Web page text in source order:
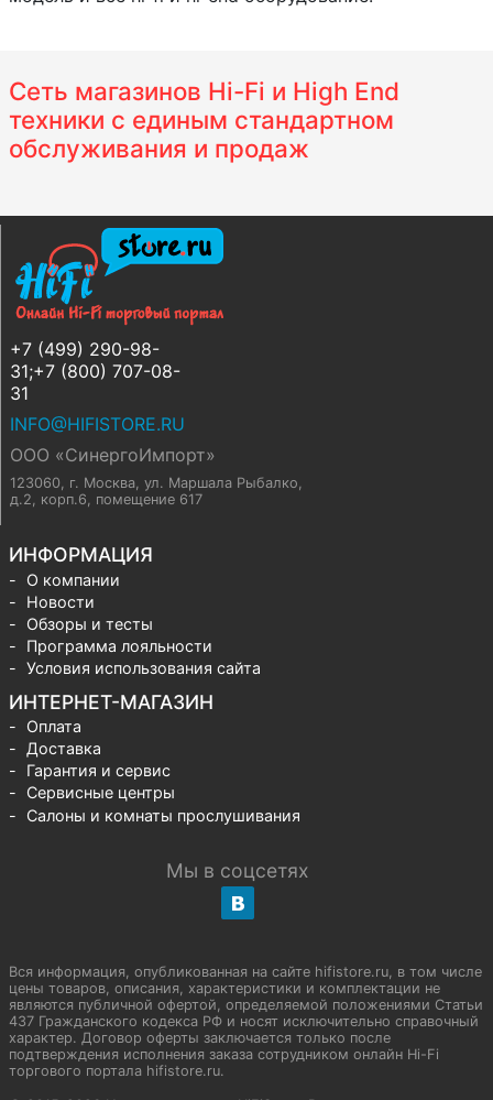
Сеть магазинов Hi-Fi и High End
техники с единым стандартном
обслуживания и продаж
+7 (499) 290-98-
31;+7 (800) 707-08-
31
INFO@HIFISTORE.RU
ООО «СинергоИмпорт»
123060, г. Москва, ул. Маршала Рыбалко,
д.2, корп.6, помещение 617
ИНФОРМАЦИЯ
О компании
Новости
Обзоры и тесты
Программа лояльности
Условия использования сайта
ИНТЕРНЕТ-МАГАЗИН
Оплата
Доставка
Гарантия и сервис
Сервисные центры
Салоны и комнаты прослушивания
Мы в соцсетях
Вся информация, опубликованная на сайте hifistore.ru, в том числе
цены товаров, описания, характеристики и комплектации не
являются публичной офертой, определяемой положениями Статьи
437 Гражданского кодекса РФ и носят исключительно справочный
характер. Договор оферты заключается только после
подтверждения исполнения заказа сотрудником онлайн Hi-Fi
торгового портала hifistore.ru.